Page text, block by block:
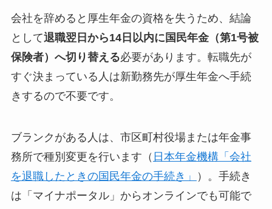
会社を辞めると厚生年金の資格を失うため、結論
として退職翌日から14日以内に国民年金（第1号被
保険者）へ切り替える必要があります。転職先が
すぐ決まっている人は新勤務先が厚生年金へ手続
きするので不要です。
ブランクがある人は、市区町村役場または年金事
務所で種別変更を行います（ 日本年金機構「会社
を退職したときの国民年金の手続き」
）。手続き
は「マイナポータル」からオンラインでも可能で